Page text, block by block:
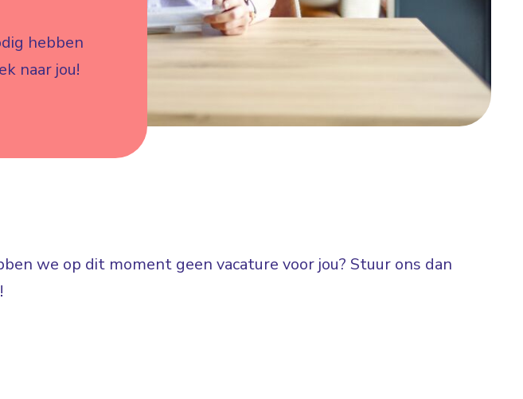
hebben
naar jou!
we op dit moment geen vacature voor jou? Stuur ons dan